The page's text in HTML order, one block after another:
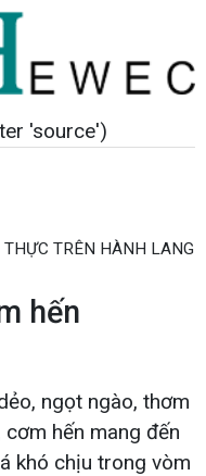
'source')
TRÊN HÀNH LANG
hến
ngọt ngào, thơm
hến mang đến
khó chịu trong vòm